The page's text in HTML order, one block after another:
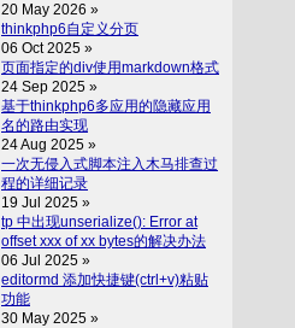
20 May 2026 »
thinkphp6自定义分页
06 Oct 2025 »
页面指定的div使用markdown格式
24 Sep 2025 »
基于thinkphp6多应用的隐藏应用
名的路由实现
24 Aug 2025 »
一次无侵入式脚本注入木马排查过
程的详细记录
19 Jul 2025 »
tp 中出现unserialize(): Error at
offset xxx of xx bytes的解决办法
06 Jul 2025 »
editormd 添加快捷键(ctrl+v)粘贴
功能
30 May 2025 »